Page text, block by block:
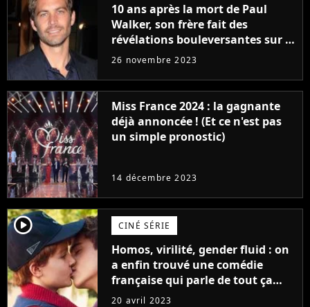
10 ans après la mort de Paul
Walker, son frère fait des
révélations bouleversantes sur la
réaction des acteurs de Fast and
26 novembre 2023
Miss France 2024 : la gagnante
déjà annoncée ! (Et ce n'est pas
un simple pronostic)
14 décembre 2023
player2 CINÉ SÉRIE
Homos, virilité, gender fluid : on
a enfin trouvé une comédie
française qui parle de tout ça
sans être super ringarde
20 avril 2023